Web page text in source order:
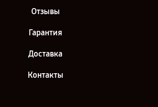
Отзывы
Гарантия
Доставка
Контакты